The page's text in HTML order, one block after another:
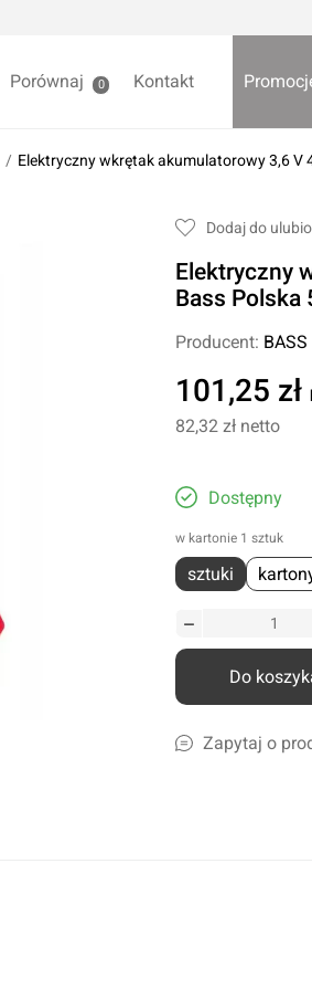
Akcesoria samochodowe
Foteliki samochodowe
Ścierki, gąbki, akcesoria
Szampony i preparaty do mycia
Preparaty do ciężkich zabrudzeń
Konserwacja lakieru i karoserii
Zapachy samochdowe
Porównaj 0 Kontakt
/ Elektryczny wkrętak akumulatorowy 3,6 V
Dodaj do
Elektryczny
Bass Polska
Producent:
101,25 zł
82,32 zł netto
Dostępny
w kartonie 1 sztuk
sztuki
Do
Zapytaj o